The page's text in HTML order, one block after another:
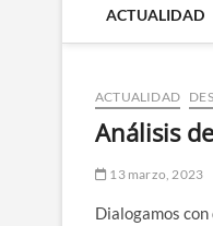
ACTUALIDAD
ACTUALIDAD
Análisis
13 marzo, 2023
Dialogamos